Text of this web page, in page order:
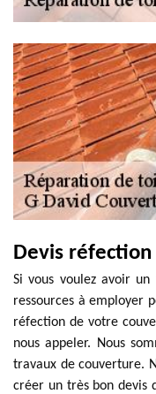
Devis
Si vous voulez avoir un
ressources à employer
réfection de votre
nous appeler. Nous
travaux de couverture.
créer un très bon devis